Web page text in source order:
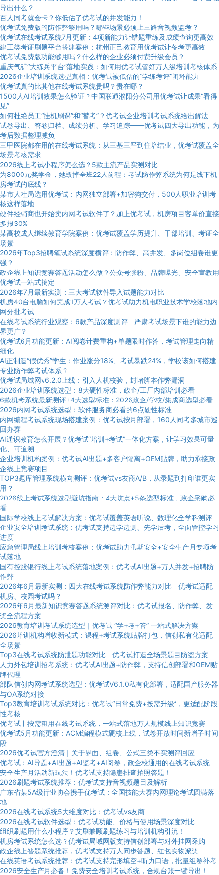
导出什么？
百人同考就会卡？你低估了优考试的并发能力！
优考试免费版的防作弊够用吗？哪些场景必须上三路音视频监考？
优考试在线考试系统7月更新：4项新能力让错题重练及成绩查询更高效
建工类考证刷题平台搭建案例：杭州正己教育用优考试让备考更高效
优考试免费版功能够用吗？什么样的企业必须付费升级会员？
重庆气矿“大练兵平台”落地实践：如何用优考试管好万人级培训考核体系
2026企业培训系统选型真相：优考试被低估的“学练考评”闭环能力
优考试真的比其他在线考试系统贵吗？贵在哪？
1500人AI培训效果怎么验证？中国联通濮阳分公司用优考试让成果“看得
见”
如何杜绝员工“挂机刷课”和“替考”？优考试企业培训考试系统给出解法
试卷导出、答卷归档、成绩分析、学习追踪——优考试四大导出功能，为
考后数据整理减负
三甲医院都在用的在线考试系统：从三基三严到住培结业，优考试覆盖全
场景考核需求
2026线上考试小程序怎么选？5款主流产品实测对比
为8000元奖学金，她毁掉全班22人前程：考试防作弊系统为何是线下机
房考试的底线？
某市人社局选用优考试：内网独立部署+加密狗交付，500人职业培训考
核这样落地
硬件经销商也开始卖内网考试软件了？加上优考试，机房项目客单价直接
多报30%
某高校成人继续教育学院案例：优考试覆盖学历提升、干部培训、考证全
场景
2026年Top3招聘笔试系统深度横评：防作弊、高并发、多岗位组卷谁更
强？
政企线上知识竞赛答题活动怎么做？公众号涨粉、品牌曝光、安全宣教用
优考试一站式搞定
2026年7月最新实测：三大考试软件导入试题能力对比
机房40台电脑如何完成1万人考试？优考试助力机电职业技术学校落地内
网分批考试
在线考试系统行业观察：6款产品深度测评，严肃考试场景下谁的能力边
界更广？
优考试6月功能更新：AI阅卷计费重构+单题限时作答，考试管理走向精
细化
AI正制造“假优秀”学生：作业涨分18%、考试暴跌24%，学校该如何搭建
专业防作弊考试体系？
优考试局域网v6.2.0上线：引入人机校验，封堵脚本作弊漏洞
2026企业培训系统选型：8大硬性标准，政企/工厂内部培训必看
6款机考系统最新测评+4大选型标准：2026政企/学校/集成商选型必看
2026内网考试系统选型：软件服务商必看的6点硬性标准
内网编程考试系统现场搭建案例：优考试按月部署，160人同考多城市巡
回办赛
AI通识教育怎么开展？优考试“培训+考试”一体化方案，让学习效果可量
化、可追溯
企业培训机构案例：优考试AI出题+多客户隔离+OEM贴牌，助力承接政
企线上竞赛项目
TOP3题库管理系统横向测评：优考试vs友商A/B，从录题到打印谁更实
用？
2026线上考试系统选型避坑指南：4大坑点+5条选型标准，政企采购必
看
国际学校线上考试解决方案：优考试覆盖英语听说、数理化全学科测评
企业安全培训考试系统：优考试支持边学边测、先学后考，全面管控学习
进度
应急管理局线上培训考核案例：优考试助力汛期安全+安全生产月专项考
试落地
国有控股银行线上考试系统落地案例：优考试AI出题+万人并发+招聘防
作弊
2026年6月最新实测：四大在线考试系统防作弊能力对比，优考试适配
机房、校园考试吗？
2026年6月最新知识竞赛答题系统测评对比：优考试报名、防作弊、发
奖全流程方案
2026教育培训考试系统选型｜优考试 “学+考+管” 一站式解决方案
2026培训机构增收新模式：课程+考试系统贴牌打包，信创私有化适配
全场景
Top3在线考试系统防泄题功能对比，优考试打造全场景题目防盗方案
人力外包培训招考系统：优考试AI出题+防作弊，支持信创部署和OEM贴
牌代理
部队信创内网考试系统选型：优考试V6.1.0私有化部署，适配国产服务器
与OA系统对接
Top3教育培训考试系统对比：优考试“日常免费+按需升级”，更适配阶段
性考核
优考试丨按需租用在线考试系统，一站式落地万人规模线上知识竞赛
优考试5月功能更新：ACM编程模式硬核上线，试卷开放时间新增子时间
段
2026优考试官方澄清｜关于界面、组卷、公式三类不实测评回应
优考试：AI导题+AI出题+AI监考+AI阅卷，政企校通用的在线考试系统
安全生产月活动新玩法！优考试支持隐患排查拍照答题！
2026刷题考试系统推荐：优考试支持音视频题目及解析
广东省某5A级行业协会携手优考试：全国技能大赛内网理论考试圆满落
地
2026在线考试系统5大维度对比：优考试vs友商
2026在线考试软件选型：优考试功能、价格与使用场景深度对比
组织刷题用什么小程序？艾刷兼顾刷题练习与培训机构引流！
机房考试系统怎么选？优考试局域网版支持信创部署与对外挂网采购
政企线上答题系统推荐，优考试支持万人同步答题、红包实物派奖
在线英语考试系统推荐：优考试支持完形填空+听力口语，批量组卷补考
2026安全生产月必备！免费安全培训考试系统，合规台账一键导出！